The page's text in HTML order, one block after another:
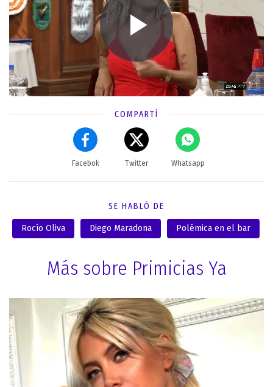
COMPARTÍ
Facebok Twitter Whatsapp
SE HABLÓ DE
Rocío Oliva Diego Maradona Polémica en el bar
Más sobre Primicias Ya